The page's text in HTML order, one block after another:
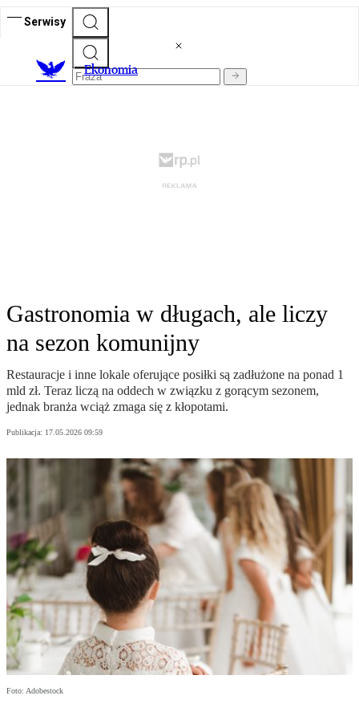
Serwisy
Ekonomia
Gastronomia w długach, ale liczy
na sezon komunijny
Restauracje i inne lokale oferujące posiłki są zadłużone na ponad 1
mld zł. Teraz liczą na oddech w związku z gorącym sezonem,
jednak branża wciąż zmaga się z kłopotami.
Publikacja: 17.05.2026 09:59
Foto: Adobestock